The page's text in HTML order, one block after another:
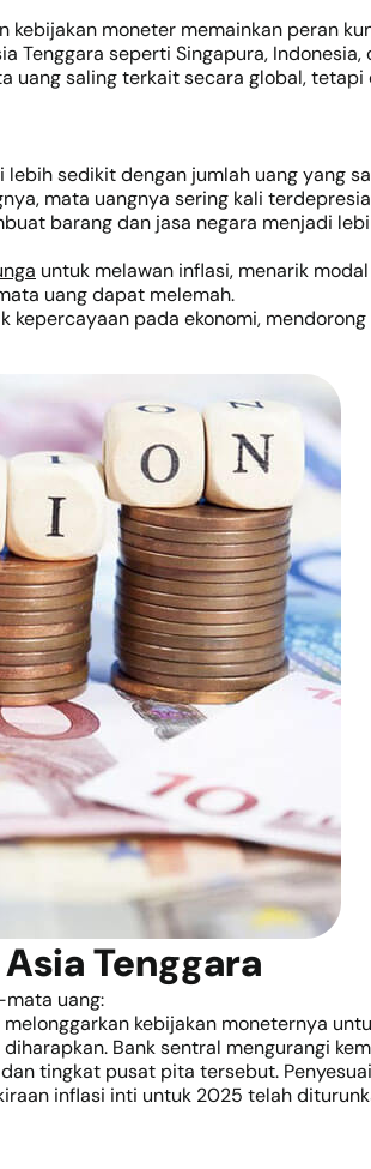
kebijakan moneter memainkan peran
seperti Singapura, Indonesia,
uang saling terkait secara global,
sedikit dengan jumlah uang yang
mata uangnya sering kali
barang dan jasa negara menjadi
untuk melawan inflasi, menarik
uang dapat melemah.
pada ekonomi,
Tenggara
uang:
kebijakan moneternya
Bank sentral mengurangi
tingkat pusat pita tersebut.
inflasi inti untuk 2025 telah